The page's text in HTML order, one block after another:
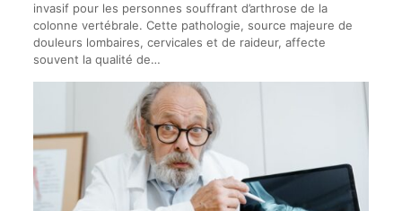
invasif pour les personnes souffrant d’arthrose de la
colonne vertébrale. Cette pathologie, source majeure de
douleurs lombaires, cervicales et de raideur, affecte
souvent la qualité de…